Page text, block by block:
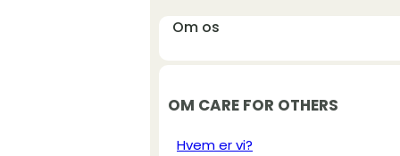
Om os
OM CARE FOR OTHERS
Hvem er vi?